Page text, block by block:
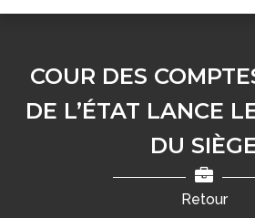
COUR DES
DE L’ÉTAT LANCE
DU
Retour